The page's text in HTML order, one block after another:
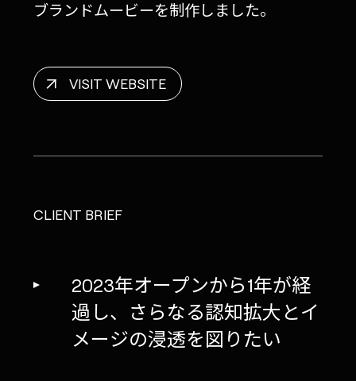
ブランドムービーを制作しました。
VISIT WEBSITE
CLIENT BRIEF
2023年オープンから1年が経
過し、さらなる認知拡大とイ
メージの浸透を図りたい